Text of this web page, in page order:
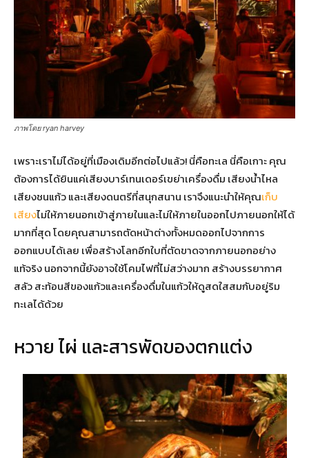
ภาพโดย ryan harvey
เพราะเราไม่ได้อยู่ที่เมืองเดิมอีกต่อไปแล้ว! นี่คือทะเล นี่คือเกาะ คุณ
ต้องการได้ยินแค่เสียงบาร์เทนเดอร์เขย่าเครื่องดื่ม เสียงน้ำไหล
เสียงชนแก้ว และเสียงดนตรีที่สนุกสนาน เราจึงแนะนำให้คุณเก็บ
เสียงไม่ให้ภายนอกเข้าสู่ภายในและไม่ให้ภายในออกไปภายนอกให้ได้
มากที่สุด โดยคุณสามารถตัดหน้าต่างทั้งหมดออกไปจากการ
ออกแบบได้เลย เพื่อสร้างโลกอีกใบที่ตัดขาดจากภายนอกอย่าง
แท้จริง นอกจากนี้ยังอาจใช้โคมไฟที่ไม่สว่างมาก สร้างบรรยากาศ
สลัว สะท้อนสีของแก้วและเครื่องดื่มในแก้วให้ดูสดใสสมกับอยู่ริม
ทะเลได้ด้วย
หวาย ไผ่ และสารพัดของตกแต่ง